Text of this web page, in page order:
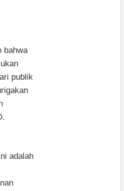
bahwa
publik
adalah